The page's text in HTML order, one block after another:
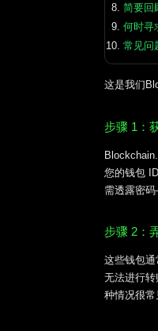
简要回
何时寻
常见问
这是我们
步骤 1：
您的钱包
需透露密
步骤 2：
这些钱包
无法进行
种情况很常